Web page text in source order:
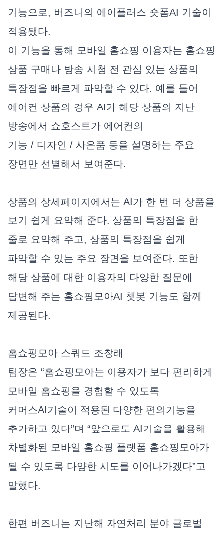
기능으로, 버즈니의 에이플러스 숏폼AI 기술이
적용됐다.
이 기능을 통해 모바일 홈쇼핑 이용자는 홈쇼핑
상품 구매나 방송 시청 전 관심 있는 상품의
특장점을 빠르게 파악할 수 있다. 예를 들어
에어컨 상품의 경우 AI가 해당 상품의 지난
방송에서 쇼호스트가 에어컨의
기능 / 디자인 / 사은품 등을 설명하는 주요
장면만 선별해서 보여준다.
상품의 상세페이지에서는 AI가 한 번 더 상품을
보기 쉽게 요약해 준다. 상품의 특장점을 한
줄로 요약해 주고, 상품의 특장점을 쉽게
파악할 수 있는 주요 장면을 보여준다. 또한
해당 상품에 대한 이용자의 다양한 질문에
답변해 주는 홈쇼핑모아AI 챗봇 기능도 함께
제공된다.
홈쇼핑모아 스쿼드 조창래
팀장은 “홈쇼핑모아는 이용자가 보다 편리하게
모바일 홈쇼핑을 경험할 수 있도록
커머스AI기술이 적용된 다양한 편의기능을
추가하고 있다”며 “앞으로도 AI기술을 활용해
차별화된 모바일 홈쇼핑 플랫폼 홈쇼핑모아가
될 수 있도록 다양한 시도를 이어나가겠다”고
말했다.
한편 버즈니는 지난해 자연처리 분야 글로벌